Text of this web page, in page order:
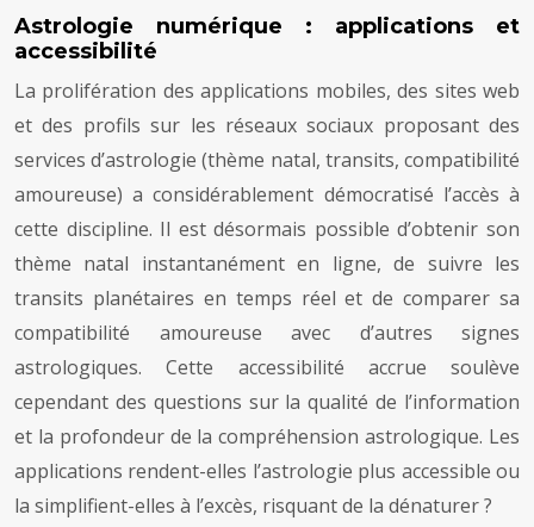
Astrologie numérique : applications et
accessibilité
La prolifération des applications mobiles, des sites web
et des profils sur les réseaux sociaux proposant des
services d’astrologie (thème natal, transits, compatibilité
amoureuse) a considérablement démocratisé l’accès à
cette discipline. Il est désormais possible d’obtenir son
thème natal instantanément en ligne, de suivre les
transits planétaires en temps réel et de comparer sa
compatibilité amoureuse avec d’autres signes
astrologiques. Cette accessibilité accrue soulève
cependant des questions sur la qualité de l’information
et la profondeur de la compréhension astrologique. Les
applications rendent-elles l’astrologie plus accessible ou
la simplifient-elles à l’excès, risquant de la dénaturer ?